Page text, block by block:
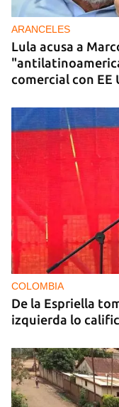
ARANCELES
Lula acusa a
comercial con EE
COLOMBIA
De la Espriella
izquierda lo